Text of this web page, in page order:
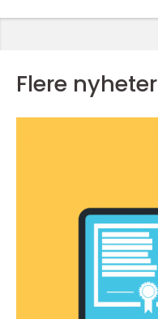
Flere nyheter